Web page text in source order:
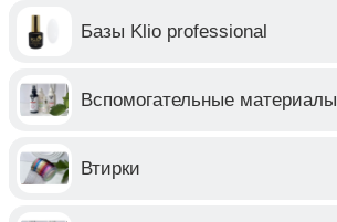
Базы Klio professional
Вспомогательные материалы
Втирки